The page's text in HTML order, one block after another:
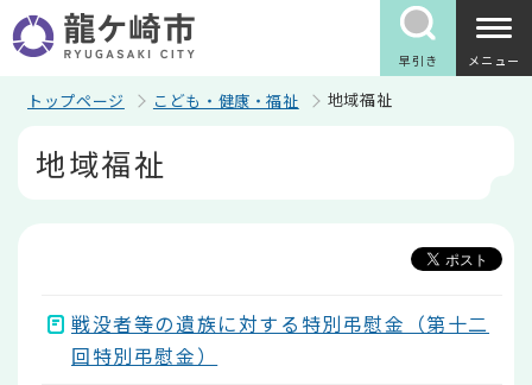
の
ペ
早引き メニュー
トップページ こども・健康・福祉 地域福祉
地域福祉
戦没者等の遺族に対する特別弔慰金（第十二
回特別弔慰金）